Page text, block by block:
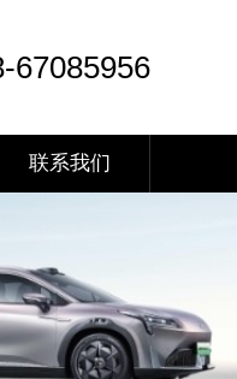
67085956
联系我们